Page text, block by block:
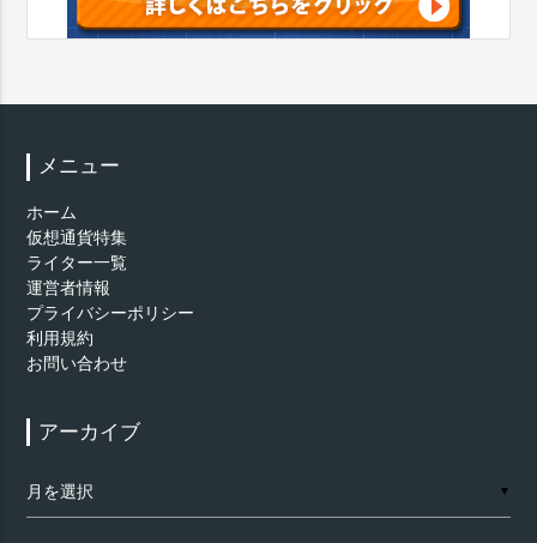
メニュー
ホーム
仮想通貨特集
ライター一覧
運営者情報
プライバシーポリシー
利用規約
お問い合わせ
アーカイブ
ー
▼